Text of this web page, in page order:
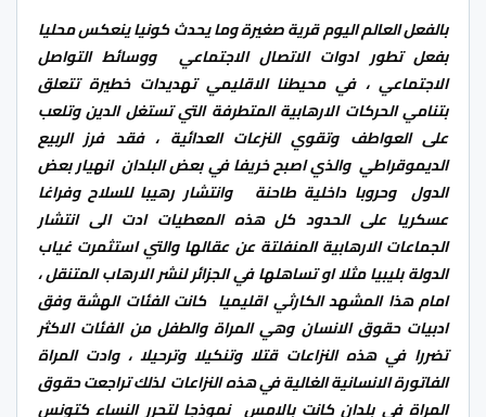
بالفعل العالم اليوم قرية صغيرة وما يحدث كونيا ينعكس محليا
بفعل تطور ادوات الاتصال الاجتماعي ووسائط التواصل
الاجتماعي ، في محيطنا الاقليمي تهديدات خطيرة تتعلق
بتنامي الحركات الارهابية المتطرفة التي تستغل الدين وتلعب
على العواطف وتقوي النزعات العدائية ، فقد فرز الربيع
الديموقراطي والذي اصبح خريفا في بعض البلدان انهيار بعض
الدول وحروبا داخلية طاحنة وانتشار رهيبا للسلاح وفراغا
عسكريا على الحدود كل هذه المعطيات ادت الى انتشار
الجماعات الارهابية المنفلتة عن عقالها والتي استثمرت غياب
الدولة بليبيا مثلا او تساهلها في الجزائر لنشر الارهاب المتنقل ،
امام هذا المشهد الكارثي اقليميا كانت الفئات الهشة وفق
ادبيات حقوق الانسان وهي المراة والطفل من الفئات الاكثر
تضررا في هذه النزاعات قتلا وتنكيلا وترحيلا ، وادت المراة
الفاتورة الانسانية الغالية في هذه النزاعات لذلك تراجعت حقوق
المراة في بلدان كانت بالامس نموذجا لتحرر النساء كتونس